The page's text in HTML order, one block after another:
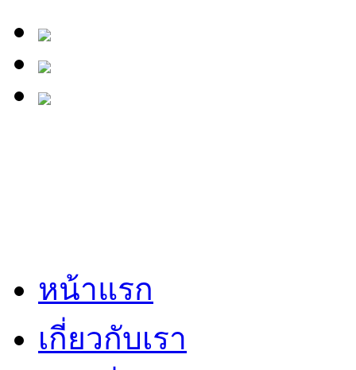
หน้าแรก
เกี่ยวกับเรา